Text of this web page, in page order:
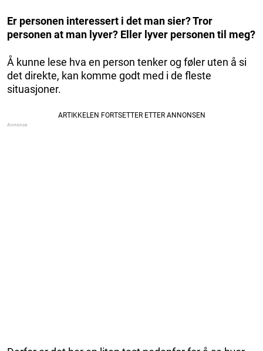
Er personen interessert i det man sier? Tror
personen at man lyver? Eller lyver personen til meg?
Å kunne lese hva en person tenker og føler uten å si
det direkte, kan komme godt med i de fleste
situasjoner.